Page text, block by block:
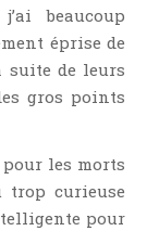
beaucoup
éprise de
suite de leurs
gros points
les morts
trop curieuse
pour